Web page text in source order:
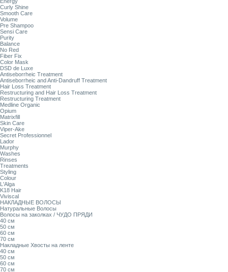
Curly Shine
Smooth Care
Volume
Pre Shampoo
Sensi Care
Purity
Balance
No Red
Fiber Fix
Color Mask
DSD de Luxe
Antiseborrheic Treatment
Antiseborrheic and Anti-Dandruff Treatment
Hair Loss Treatment
Restructuring and Hair Loss Treatment
Restructuring Treatment
Medline Organic
Opium
Matrixfill
Skin Care
Viper-Ake
Secret Professionnel
Lador
Murphy
Washes
Rinses
Treatments
Styling
Colour
L'Alga
K18 Hair
Viviscal
НАКЛАДНЫЕ ВОЛОСЫ
Натуральные Волосы
Волосы на заколках / ЧУДО ПРЯДИ
40 см
50 см
60 см
70 см
Накладные Хвосты на ленте
40 см
50 см
60 см
70 см